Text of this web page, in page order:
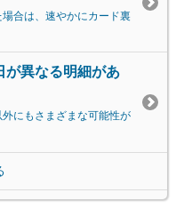
合は、速やかにカード裏
が異なる明細があ
にもさまざまな可能性が